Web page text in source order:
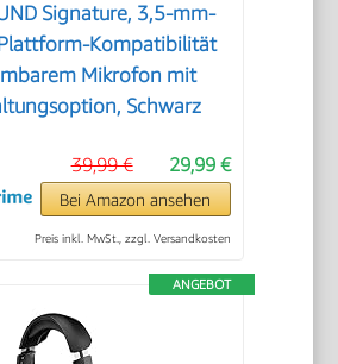
Signature, 3,5-mm-
Kompatibilität
Mikrofon mit
Schwarz
29,99 €
39,99 €
Bei Amazon ansehen
Preis inkl. MwSt., zzgl. Versandkosten
ANGEBOT